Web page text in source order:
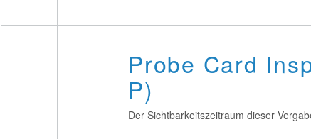
Probe Card
P)
Der Sichtbarkeitszeitraum dieser